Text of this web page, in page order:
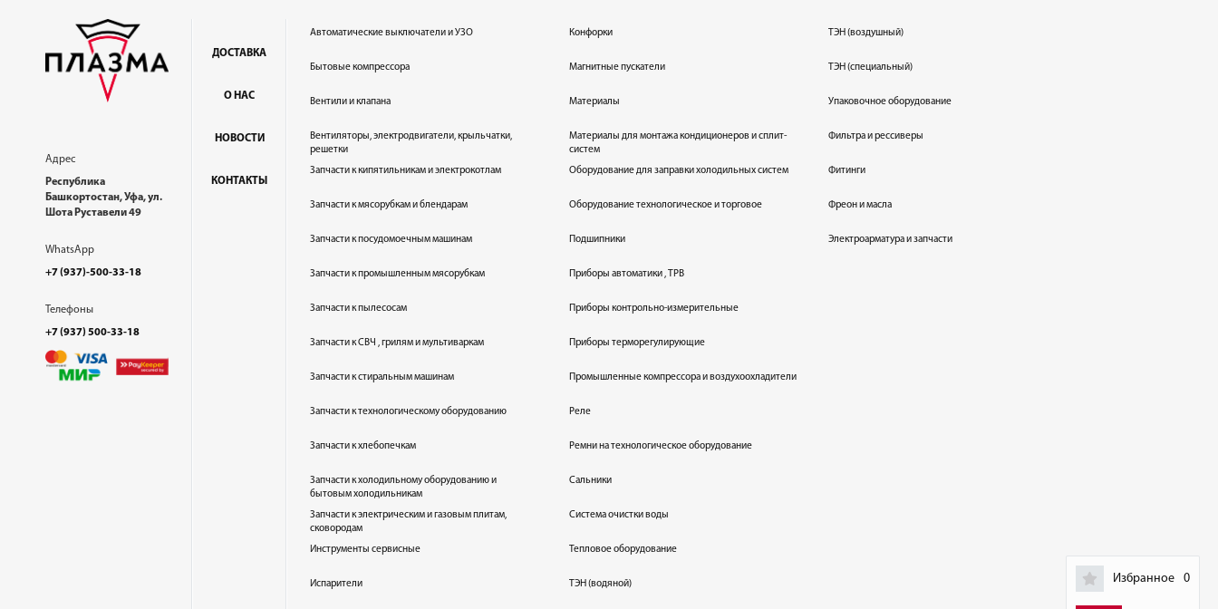
Избранное 0
Адрес
Республика
Башкортостан, Уфа, ул.
Шота Руставели 49
WhatsApp
+7 (937)-500-33-18
Телефоны
+7 (937) 500-33-18
ДОСТАВКА
О НАС
НОВОСТИ
КОНТАКТЫ
Автоматические выключатели и УЗО
Бытовые компрессора
Вентили и клапана
Вентиляторы, электродвигатели, крыльчатки,
решетки
Запчасти к кипятильникам и электрокотлам
Запчасти к мясорубкам и блендарам
Запчасти к посудомоечным машинам
Запчасти к промышленным мясорубкам
Запчасти к пылесосам
Запчасти к СВЧ , грилям и мультиваркам
Запчасти к стиральным машинам
Запчасти к технологическому оборудованию
Запчасти к хлебопечкам
Запчасти к холодильному оборудованию и
бытовым холодильникам
Запчасти к электрическим и газовым плитам,
сковородам
Инструменты сервисные
Испарители
Конфорки
Магнитные пускатели
Материалы
Материалы для монтажа кондиционеров и сплит-
систем
Оборудование для заправки холодильных систем
Оборудование технологическое и торговое
Подшипники
Приборы автоматики , ТРВ
Приборы контрольно-измерительные
Приборы терморегулирующие
Промышленные компрессора и воздухоохладители
Реле
Ремни на технологическое оборудование
Сальники
Система очистки воды
Тепловое оборудование
ТЭН (водяной)
ТЭН (воздушный)
ТЭН (специальный)
Упаковочное оборудование
Фильтра и рессиверы
Фитинги
Фреон и масла
Электроарматура и запчасти